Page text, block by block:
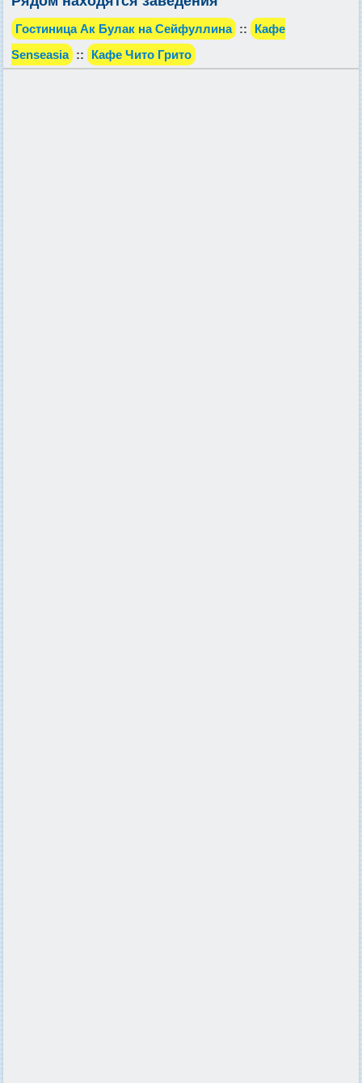
Гостиница Ак Булак на Сейфуллина ::
Кафе
Senseasia :: Кафе Чито Грито